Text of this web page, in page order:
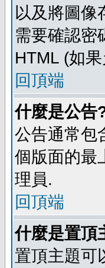
以及將圖像
需要確認密
HTML (如
回頂端
什麼是公告
公告通常包
個版面的最
理員.
回頂端
什麼是置頂
置頂主題可